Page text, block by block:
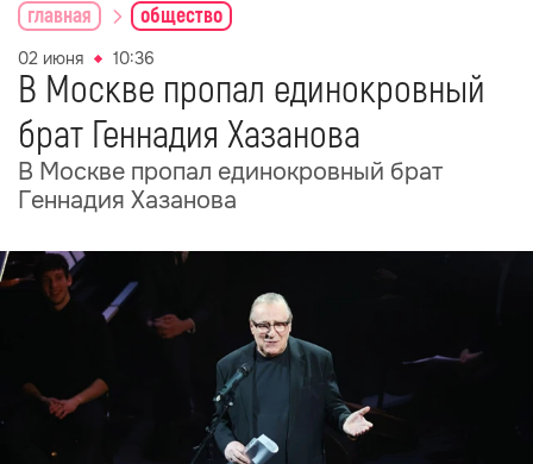
главная общество
02 июня 10:36
В Москве пропал единокровный
брат Геннадия Хазанова
В Москве пропал единокровный брат
Геннадия Хазанова